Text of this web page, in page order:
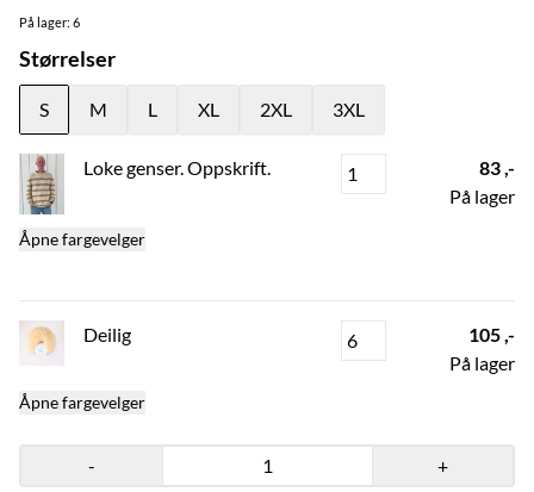
På lager: 6
Størrelser
S M L XL 2XL 3XL
Loke genser. Oppskrift.
83 ,-
På lager
Åpne fargevelger
Deilig
105 ,-
På lager
Åpne fargevelger
- +